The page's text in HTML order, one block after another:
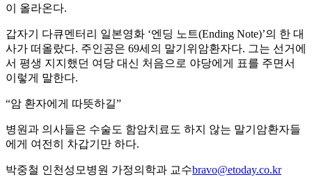
이 올라온다.
갑자기 다큐멘터리 일본영화 ‘엔딩 노트(Ending Note)’의 한 대
사가 떠올랐다. 주인공은 69세의 말기위암환자다. 그는 선거에
서 평생 지지했던 여당 대신 처음으로 야당에게 표를 주면서
이렇게 말한다.
“암 환자에게 따뜻하길”
병원과 의사들은 수술도 함암치료도 하지 않는 말기암환자들
에게 여전히 차갑기만 하다.
박중철 인천성모병원 가정의학과 교수bravo@etoday.co.kr